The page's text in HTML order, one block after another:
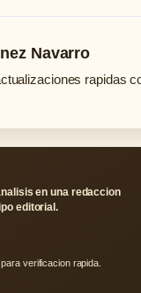
Navarro
rapidas
en una redaccion
editorial.
verificacion rapida.